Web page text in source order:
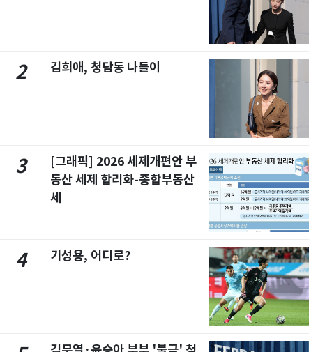
2 김희애, 청담동 나들이
3
[그래픽] 2026 세제개편안 부
동산 세제 합리화-종합부동산
세
4 기성용, 어디로?